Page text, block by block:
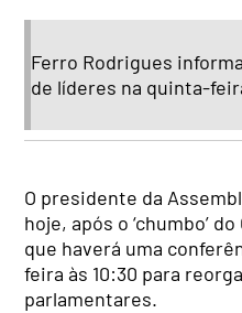
Ferro Rodrigues
de líderes na quinta-
O presidente da
hoje, após o ‘chumbo’
que haverá uma
feira às 10:30 para
parlamentares.